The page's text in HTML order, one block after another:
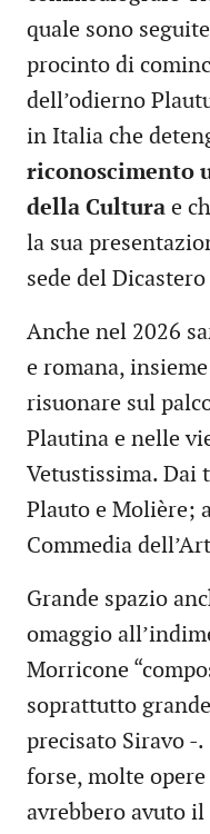
quale sono
procinto di
dell’odierno
in Italia che
riconoscimento
della Cultura e
la sua
sede del
Anche nel 2026
e romana,
risuonare sul
Plautina e nelle
Vetustissima. Dai
Plauto e Molière;
Commedia
Grande spazio
omaggio
Morricone
soprattutto
precisato Siravo -.
forse, molte
avrebbero avuto il